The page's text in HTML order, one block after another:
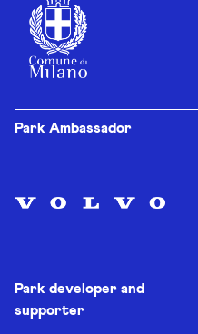
Park Ambassador
Park developer and
supporter